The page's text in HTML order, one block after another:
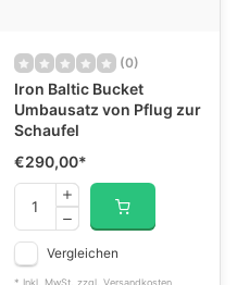
(0)
Iron Baltic Bucket
Umbausatz von Pflug zur
Schaufel
€290,00*
Vergleichen
* Inkl. MwSt. zzgl. Versandkosten